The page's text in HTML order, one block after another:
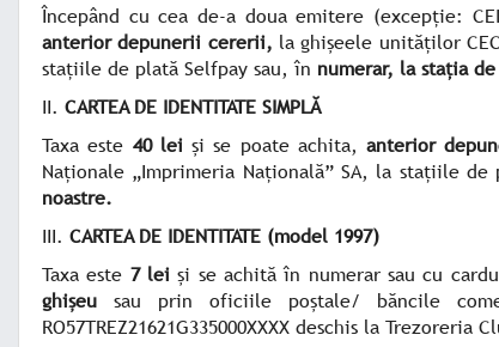
Începând cu cea de-a doua emitere (excepție:
anterior depunerii cererii, la ghișeele unităților
stațiile de plată Selfpay sau, în numerar, la stația
II. CARTEA DE IDENTITATE SIMPLĂ
Taxa este 40 lei și se poate achita, anterior
Naționale „Imprimeria Națională” SA, la stațiile de
noastre.
III. CARTEA DE IDENTITATE (model 1997)
Taxa este 7 lei și se achită în numerar sau cu
ghișeu sau prin oficiile poștale/ băncile
RO57TREZ21621G335000XXXX deschis la Trezoreria